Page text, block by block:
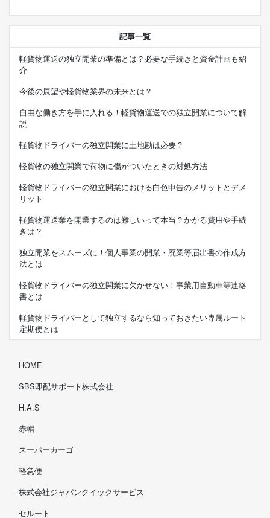
記事一覧
軽貨物運送の独立開業の準備とは？必要な手続きと資金計画も紹
介
今後の展望や軽貨物業界の未来とは？
自由な働き方を手に入れる！軽貨物運送での独立開業について解
説
軽貨物ドライバーの独立開業に土地勘は必要？
軽貨物の独立開業で荷物に傷がついたときの対処方法
軽貨物ドライバーの独立開業における白色申告のメリットとデメ
リット
軽貨物運送業を開業するのは難しいって本当？かかる費用や手続
きは？
独立開業をスムーズに！個人事業の開業・廃業等届出書の作成方
法とは
軽貨物ドライバーの独立開業に欠かせない！事業用自動車等連絡
書とは
軽貨物ドライバーとして独立するなら知っておきたい専属ルート
定期便とは
HOME
SBS即配サポート株式会社
H.A.S
赤帽
スーパーカーゴ
軽急便
株式会社ジャパンクイックサービス
セルート